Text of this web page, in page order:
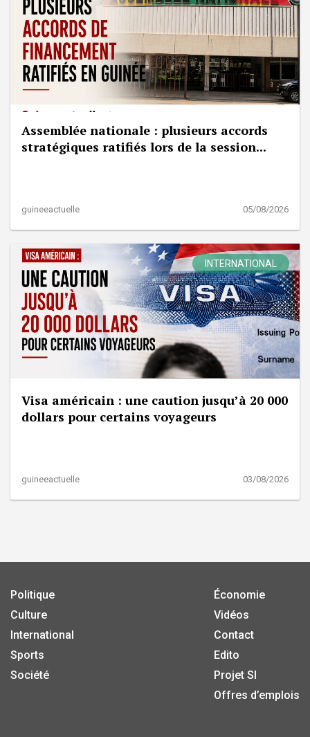
Assemblée nationale : plusieurs accords
stratégiques ratifiés lors de la session...
guineeactuelle 05/08/2026
INTERNATIONAL
Visa américain : une caution jusqu’à 20 000
dollars pour certains voyageurs
guineeactuelle 03/08/2026
Politique
Culture
International
Sports
Société
Économie
Vidéos
Contact
Edito
Projet SI
Offres d’emplois